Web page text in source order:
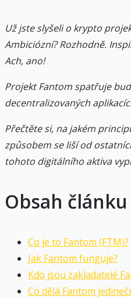
Už jste slyšeli o krypto
Ambiciózní? Rozhodně.
Ach, ano!
Projekt Fantom spatřuje
decentralizovaných
Přečtěte si, na jakém
způsobem se liší od
tohoto digitálního aktiva
Obsah článku
Co je to Fantom (FTM)?
Jak Fantom funguje?
Kdo jsou zakladatelé
Co dělá Fantom